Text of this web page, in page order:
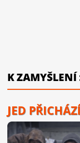
K ZAMYŠLENÍ
JED